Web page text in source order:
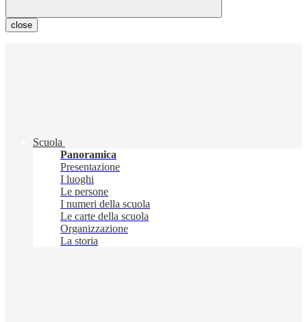
close
Scuola
Panoramica
Presentazione
I luoghi
Le persone
I numeri della scuola
Le carte della scuola
Organizzazione
La storia